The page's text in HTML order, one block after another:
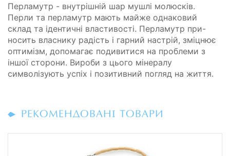
Перламутр - внутрішній шар мушлі молюсків.
Перли та перламутр мають майже однаковий
склад та ідентичні властивості. Перламутр при-
носить власнику радість і гарний настрій, зміцнює
оптимізм, допомагає подивитися на проблеми з
іншої сторони. Вироби з цього мінералу
символізують успіх і позитивний погляд на життя.
РЕКОМЕНДОВАНІ ТОВАРИ